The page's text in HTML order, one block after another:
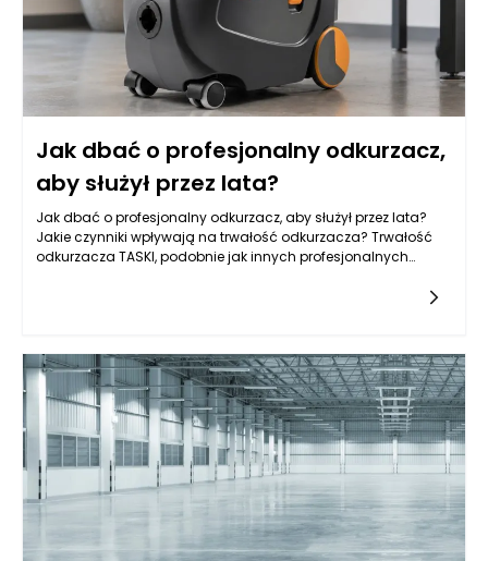
Jak dbać o profesjonalny odkurzacz,
aby służył przez lata?
Jak dbać o profesjonalny odkurzacz, aby służył przez lata?
Jakie czynniki wpływają na trwałość odkurzacza? Trwałość
odkurzacza TASKI, podobnie jak innych profesjonalnych